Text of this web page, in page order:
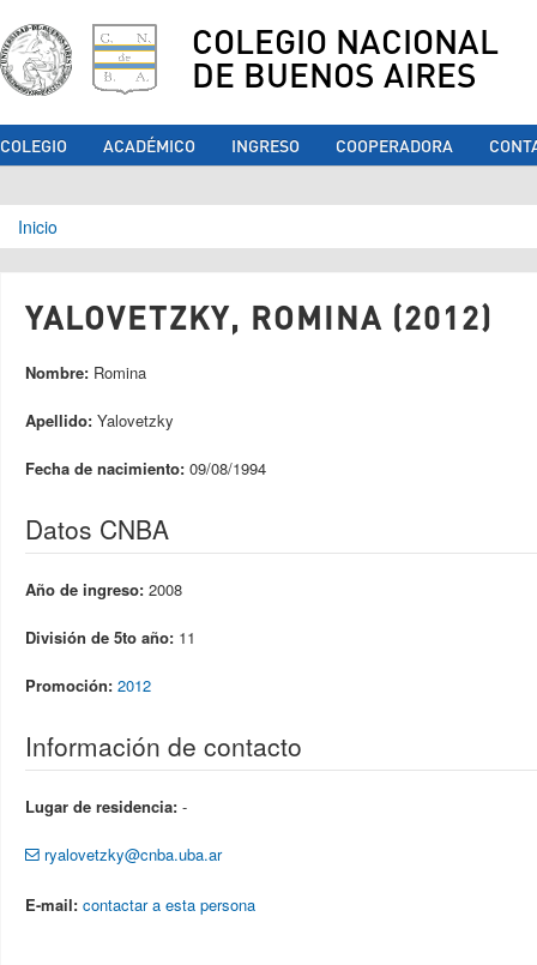
COLEGIO NACIONAL
DE BUENOS AIRES
COLEGIO ACADÉMICO INGRESO COOPERADORA
Se encuentra usted aquí
Inicio
YALOVETZKY, ROMINA (2012)
Nombre: Romina
Apellido: Yalovetzky
Fecha de nacimiento: 09/08/1994
Datos CNBA
Año de ingreso: 2008
División de 5to año: 11
Promoción: 2012
Información de contacto
Lugar de residencia: -
ryalovetzky@cnba.uba.ar
E-mail: contactar a esta persona